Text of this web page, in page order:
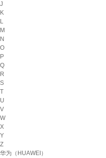
J
K
L
M
N
O
P
Q
R
S
T
U
V
W
X
Y
Z
华为（HUAWEI）